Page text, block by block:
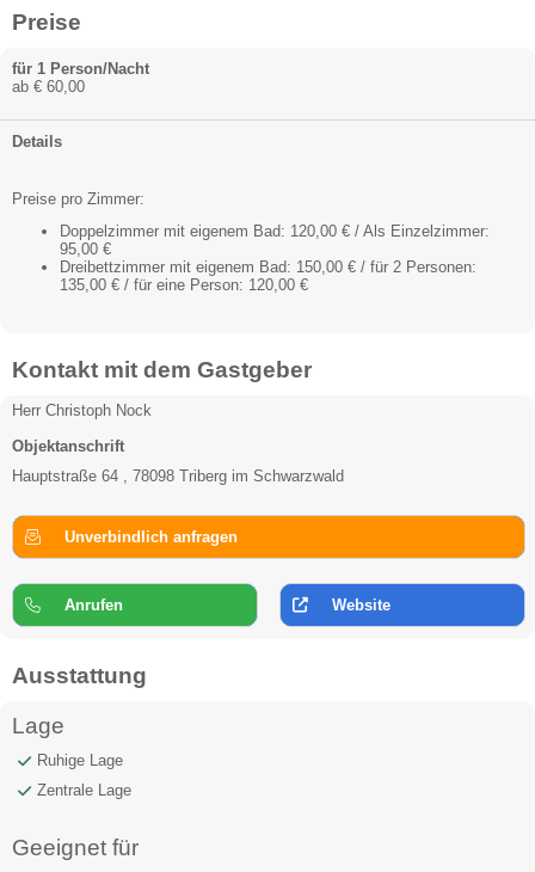
Preise
für 1 Person/Nacht
ab € 60,00
Details
Preise pro Zimmer:
Doppelzimmer mit eigenem Bad: 120,00 € / Als Einzelzimmer:
95,00 €
Dreibettzimmer mit eigenem Bad: 150,00 € / für 2 Personen:
135,00 € / für eine Person: 120,00 €
Kontakt mit dem Gastgeber
Herr Christoph Nock
Objektanschrift
Hauptstraße 64 , 78098 Triberg im Schwarzwald
Unverbindlich anfragen
Anrufen Website
Ausstattung
Lage
Ruhige Lage
Zentrale Lage
Geeignet für